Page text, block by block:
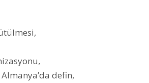
defin,